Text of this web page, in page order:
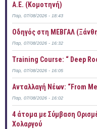
Α.Ε. (Κομοτηνή)
Παρ, 07/08/2026 - 18:43
Οδηγός στη ΜΕΒΓΑΛ
Παρ, 07/08/2026 - 16:32
Training Course: “ Deep
Παρ, 07/08/2026 - 16:05
Ανταλλαγή Νέων: “From
Παρ, 07/08/2026 - 16:02
4 άτομα με Σύμβαση
Χολαργού